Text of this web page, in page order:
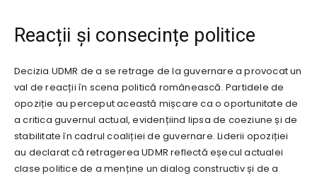
Reacții și consecințe politice
Decizia UDMR de a se retrage de la guvernare a provocat un
val de reacții în scena politică românească. Partidele de
opoziție au perceput această mișcare ca o oportunitate de
a critica guvernul actual, evidențiind lipsa de coeziune și de
stabilitate în cadrul coaliției de guvernare. Liderii opoziției
au declarat că retragerea UDMR reflectă eșecul actualei
clase politice de a menține un dialog constructiv și de a